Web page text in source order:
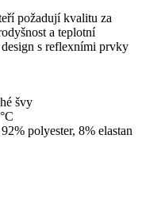
požadují kvalitu za
a teplotní
s reflexními prvky
švy
polyester, 8% elastan